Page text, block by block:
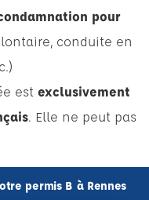
pour
conduite en
est exclusivement
. Elle ne peut pas
permis B à Rennes